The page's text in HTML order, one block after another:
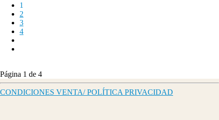
1
2
3
4
Página 1 de 4
CONDICIONES VENTA/ POLÍTICA PRIVACIDAD